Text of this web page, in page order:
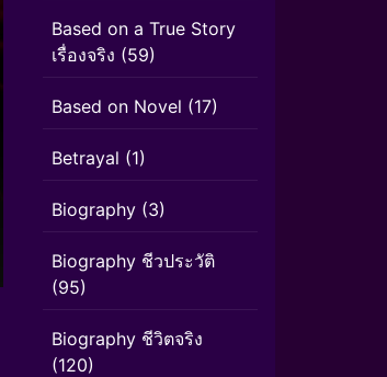
Based on a True Story
เรื่องจริง (59)
Based on Novel (17)
Betrayal (1)
Biography (3)
Biography ชีวประวัติ
(95)
Biography ชีวิตจริง
(120)